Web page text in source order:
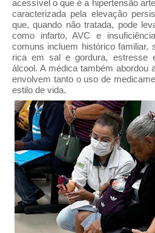
acessível o que é a hipertensão
caracterizada pela elevação
que, quando não tratada, pode
como infarto, AVC e
comuns incluem histórico familiar,
rica em sal e gordura, estresse
álcool. A médica também abordou
envolvem tanto o uso de
estilo de vida.